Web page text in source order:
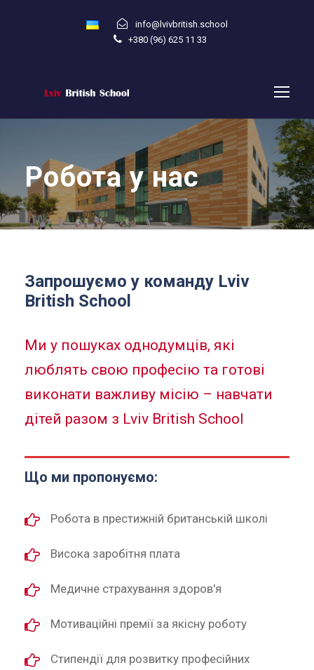
info@lvivbritish.school
+380 (96) 625 11 33
Робота у нас
Запрошуємо у команду Lviv
British School
Ми у пошуках однодумців, які
люблять свою професію та готові
виконати важливу місію – навчати
дітей разом з Lviv British School
Що ми пропонуємо:
Робота в престижній британській школі
Висока заробітня плата
Медичне страхування здоров'я
Мотиваційні премії за якісну роботу
Стипендії для розвитку професійних